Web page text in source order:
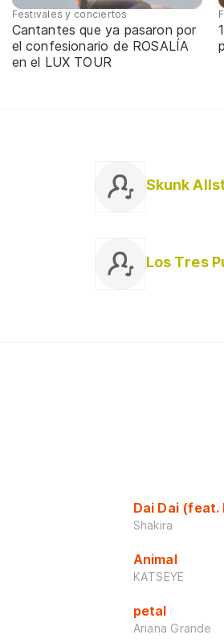
Festivales y conciertos
Cantantes que ya pasaron por
el confesionario de ROSALÍA
en el LUX TOUR
Skunk
Los Tres
Dai Dai (feat.
Shakira
Animal
KATSEYE
petal
Ariana Grande